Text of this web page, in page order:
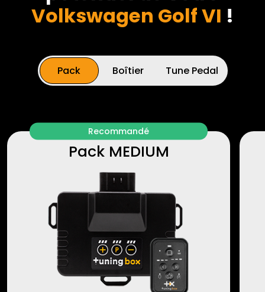
Volkswagen Golf VI !
Pack Boîtier Tune Pedal
Recommandé
Pack MEDIUM